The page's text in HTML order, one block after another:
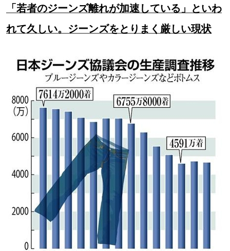
「若者のジーンズ離れが加速している」といわ
れて久しい。ジーンズをとりまく厳しい現状